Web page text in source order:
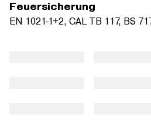
Feuersicherung
EN 1021-1+2, CAL TB 117, BS